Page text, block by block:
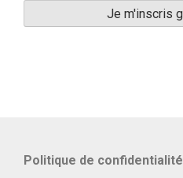
Politique de confidentialité